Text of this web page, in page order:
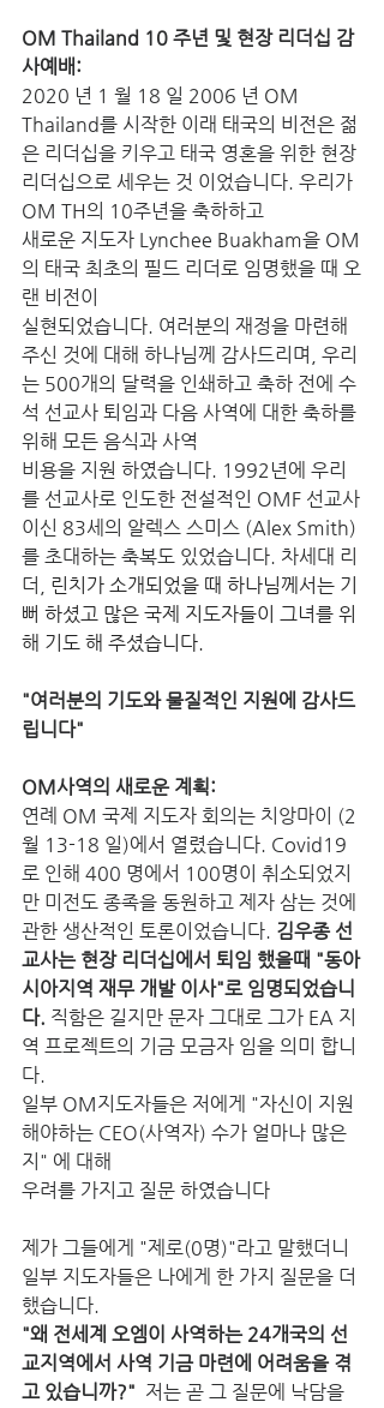
OM Thailand 10 주년 및 현장 리더십 감
사예배:
2020 년 1 월 18 일 2006 년 OM
Thailand를 시작한 이래 태국의 비전은 젊
은 리더십을 키우고 태국 영혼을 위한 현장
리더십으로 세우는 것 이었습니다. 우리가
OM TH의 10주년을 축하하고
새로운 지도자 Lynchee Buakham을 OM
의 태국 최초의 필드 리더로 임명했을 때 오
랜 비전이
실현되었습니다. 여러분의 재정을 마련해
주신 것에 대해 하나님께 감사드리며, 우리
는 500개의 달력을 인쇄하고 축하 전에 수
석 선교사 퇴임과 다음 사역에 대한 축하를
위해 모든 음식과 사역
비용을 지원 하였습니다. 1992년에 우리
를 선교사로 인도한 전설적인 OMF 선교사
이신 83세의 알렉스 스미스 (Alex Smith)
를 초대하는 축복도 있었습니다. 차세대 리
더, 린치가 소개되었을 때 하나님께서는 기
뻐 하셨고 많은 국제 지도자들이 그녀를 위
해 기도 해 주셨습니다.
"여러분의 기도와 물질적인 지원에 감사드
립니다"
OM사역의 새로운 계획:
연례 OM 국제 지도자 회의는 치앙마이 (2
월 13-18 일)에서 열렸습니다. Covid19
로 인해 400 명에서 100명이 취소되었지
만 미전도 종족을 동원하고 제자 삼는 것에
관한 생산적인 토론이었습니다. 김우종 선
교사는 현장 리더십에서 퇴임 했을때 "동아
시아지역 재무 개발 이사"로 임명되었습니
다. 직함은 길지만 문자 그대로 그가 EA 지
역 프로젝트의 기금 모금자 임을 의미 합니
다.
일부 OM지도자들은 저에게 "자신이 지원
해야하는 CEO(사역자) 수가 얼마나 많은
지" 에 대해
우려를 가지고 질문 하였습니다
제가 그들에게 "제로(0명)"라고 말했더니
일부 지도자들은 나에게 한 가지 질문을 더
했습니다.
"왜 전세계 오엠이 사역하는 24개국의 선
교지역에서 사역 기금 마련에 어려움을 겪
고 있습니까?" 저는 곧 그 질문에 낙담을